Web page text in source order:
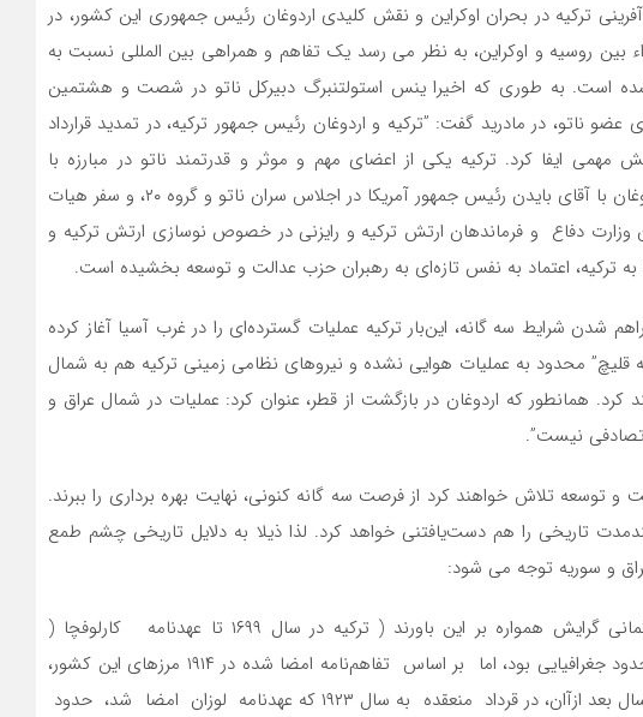
ترکیه در بحران اوکراین و نقش کلیدی اردوغان رئیس جمهوری این کشور، در
بین روسیه و اوکراین، به نظر می رسد یک تفاهم و همراهی بین المللی نسبت به‌
است. به طوری که اخیرا ینس استولتنبرگ دبیرکل ناتو در شصت و هشتمین
ناتو، در مادرید گفت: ”ترکیه و اردوغان رئیس جمهور ترکیه، در تمدید قرارداد
مهمی ایفا کرد. ترکیه یکی از اعضای مهم و موثر و قدرتمند ناتو در مبارزه با
تروریسم است.” همچنین دیدار اخیر اردوغان با آقای بایدن رئیس جمهور آمریکا در اجلاس سران ناتو و گروه ۲۰، و سفر هیات
وزارت دفاع و فرماندهان ارتش ترکیه و رایزنی در خصوص نوسازی ارتش ترکیه و
شدن شرایط سه گانه، این‌بار ترکیه عملیات گسترده‌ای را در غرب آسیا آغاز کرده
محدود به عملیات هوایی نشده و نیروهای نظامی زمینی ترکیه هم به شمال
همانطور که اردوغان در بازگشت از قطر، عنوان کرد: عملیات در شمال عراق و
نیست”.
و توسعه تلاش خواهند کرد از فرصت سه گانه کنونی، نهایت بهره برداری را ببرند.
تاریخی را هم دست‌یافتنی خواهد کرد. لذا ذیلا به دلایل تاریخی چشم طمع
و سوریه توجه می شود:
رجب طیب اردوغان و مشاورین نئوعثمانی گرایش همواره بر این باورند ( ترکیه در سال ۱۶۹۹ تا عهدنامه کارلوفچا (
کارلوفیتز) دارای ۲۴ میلیون متر مربع حدود جغرافیایی بود، اما بر اساس تفاهم‌نامه امضا شده در ۱۹۱۴ مرزهای این کشور،
۲.۵ میلیون متر مربع کاهش یافت. ۹ سال بعد ازآان، در قرداد منعقده به سال ۱۹۲۳ که عهدنامه لوزان امضا شد، حدود